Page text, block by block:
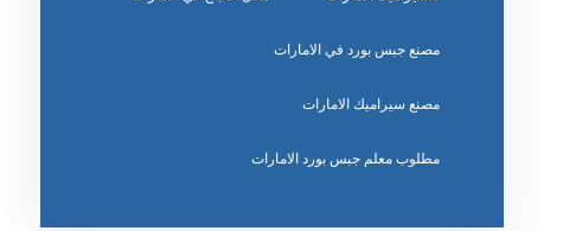
مصنع جبس بورد في الامارات
مصنع سيراميك الامارات
مطلوب معلم جبس بورد الامارات